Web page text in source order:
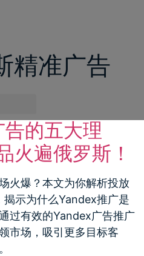
精准广告
的五大理
火遍俄罗斯！
火爆？本文为你解析投放
示为什么Yandex推广是
过有效的Yandex广告推广
市场，吸引更多目标客